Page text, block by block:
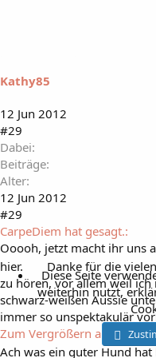
Kathy85
12 Jun 2012
#29
Dabei
Beiträge
Alter
12 Jun 2012
#29
CarpeDiem hat gesagt.:
Ooooh, jetzt macht ihr uns
hier.
Danke für die
zu hören, vor allem weil
schwarz-weißen Aussie
immer so unspektakulär
Zum Vergrößern
Ach was ein guter Hund hat
Diese Seite
weiterhin nutzt,